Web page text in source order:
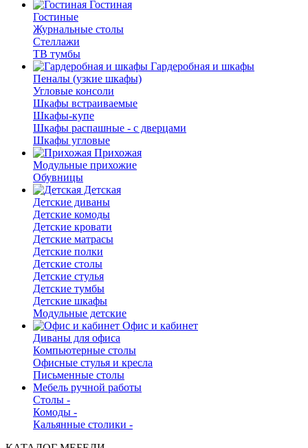
Гостиная
Гостиные
Журнальные столы
Стеллажи
ТВ тумбы
Гардеробная и шкафы
Пеналы (узкие шкафы)
Угловые консоли
Шкафы встраиваемые
Шкафы-купе
Шкафы распашные - с дверцами
Шкафы угловые
Прихожая
Модульные прихожие
Обувницы
Детская
Детские диваны
Детские комоды
Детские кровати
Детские матрасы
Детские полки
Детские столы
Детские стулья
Детские тумбы
Детские шкафы
Модульные детские
Офис и кабинет
Диваны для офиса
Компьютерные столы
Офисные стулья и кресла
Письменные столы
Мебель ручной работы
Столы -
Комоды -
Кальянные столики -